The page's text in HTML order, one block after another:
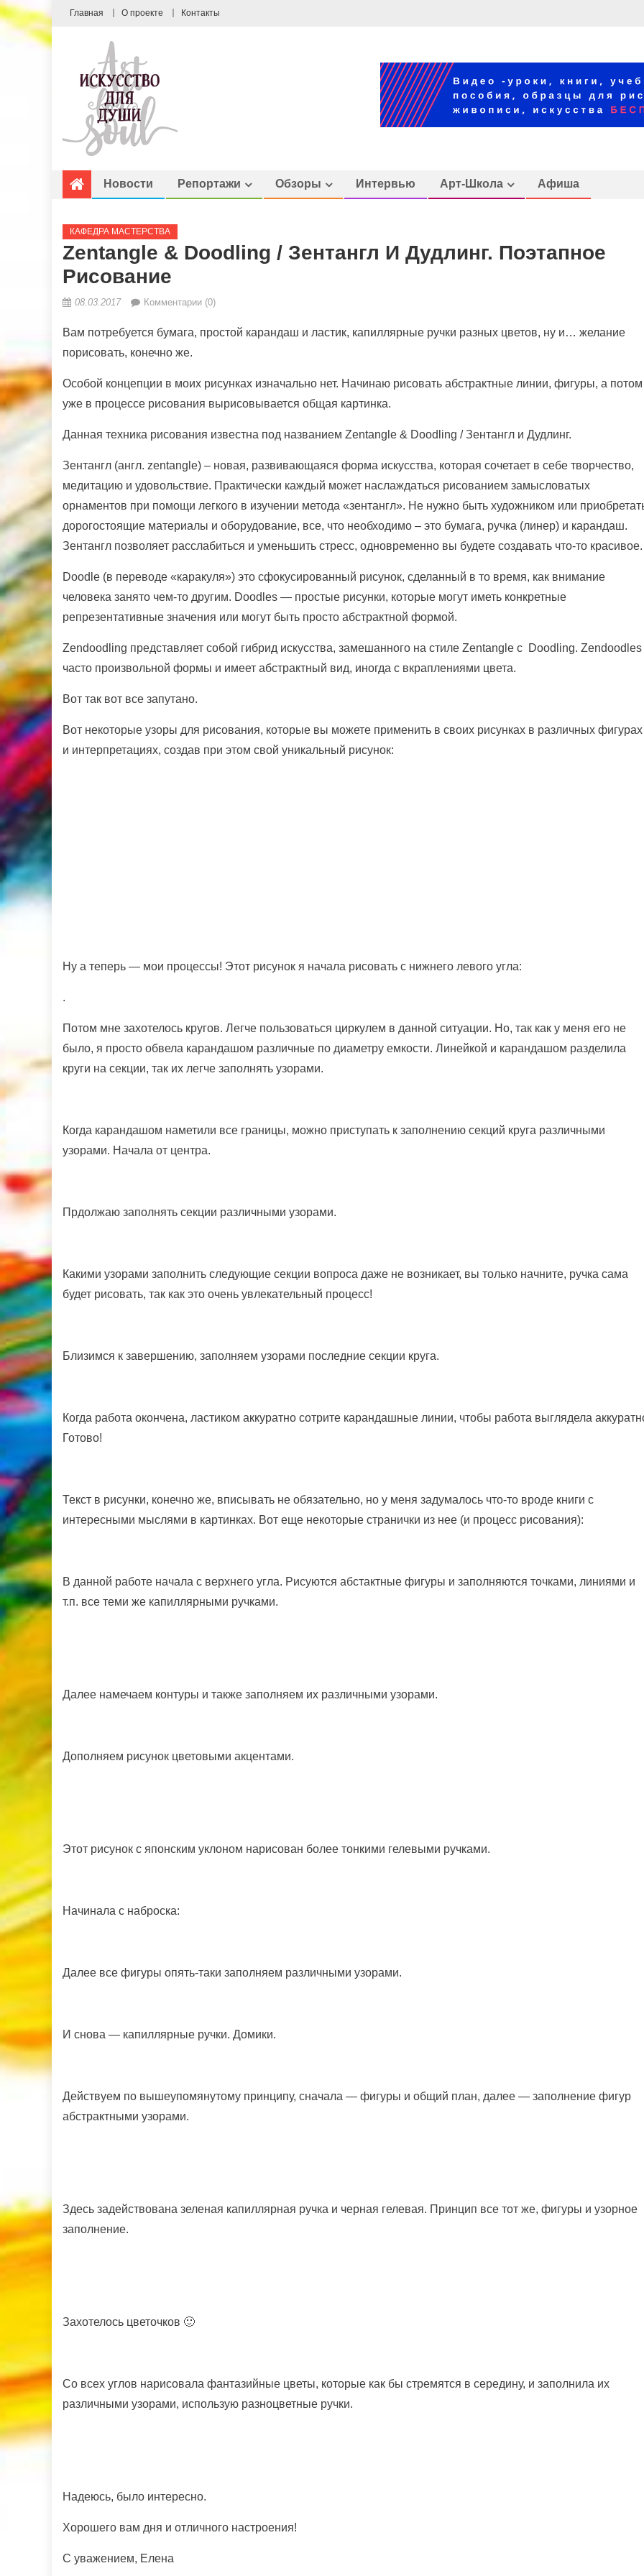
Главная О проекте Контакты
Новости Репортажи Обзоры Интервью Арт-Школа Афиша
КАФЕДРА МАСТЕРСТВА
Zentangle & Doodling / Зентангл И Дудлинг. Поэтапное
Рисование
08.03.2017 Комментарии (0)
Вам потребуется бумага, простой карандаш и ластик, капиллярные ручки разных цветов, ну и… желание
порисовать, конечно же.
Особой концепции в моих рисунках изначально нет. Начинаю рисовать абстрактные линии, фигуры, а потом
уже в процессе рисования вырисовывается общая картинка.
Данная техника рисования известна под названием Zentangle & Doodling / Зентангл и Дудлинг.
Зентангл (англ. zentangle) – новая, развивающаяся форма искусства, которая сочетает в себе творчество,
медитацию и удовольствие. Практически каждый может наслаждаться рисованием замысловатых
орнаментов при помощи легкого в изучении метода «зентангл». Не нужно быть художником или
дорогостоящие материалы и оборудование, все, что необходимо – это бумага, ручка (линер) и карандаш.
Зентангл позволяет расслабиться и уменьшить стресс, одновременно вы будете создавать что-то красивое.
Doodle (в переводе «каракуля») это сфокусированный рисунок, сделанный в то время, как внимание
человека занято чем-то другим. Doodles — простые рисунки, которые могут иметь конкретные
репрезентативные значения или могут быть просто абстрактной формой.
Zendoodling представляет собой гибрид искусства, замешанного на стиле Zentangle с Doodling. Zendoodles
часто произвольной формы и имеет абстрактный вид, иногда с вкраплениями цвета.
Вот так вот все запутано.
Вот некоторые узоры для рисования, которые вы можете применить в своих рисунках в различных фигурах
и интерпретациях, создав при этом свой уникальный рисунок:
Ну а теперь — мои процессы! Этот рисунок я начала рисовать с нижнего левого угла:
.
Потом мне захотелось кругов. Легче пользоваться циркулем в данной ситуации. Но, так как у меня его не
было, я просто обвела карандашом различные по диаметру емкости. Линейкой и карандашом разделила
круги на секции, так их легче заполнять узорами.
Когда карандашом наметили все границы, можно приступать к заполнению секций круга различными
узорами. Начала от центра.
Прдолжаю заполнять секции различными узорами.
Какими узорами заполнить следующие секции вопроса даже не возникает, вы только начните, ручка сама
будет рисовать, так как это очень увлекательный процесс!
Близимся к завершению, заполняем узорами последние секции круга.
Когда работа окончена, ластиком аккуратно сотрите карандашные линии, чтобы работа выглядела
Готово!
Текст в рисунки, конечно же, вписывать не обязательно, но у меня задумалось что-то вроде книги с
интересными мыслями в картинках. Вот еще некоторые странички из нее (и процесс рисования):
В данной работе начала с верхнего угла. Рисуются абстактные фигуры и заполняются точками, линиями и
т.п. все теми же капиллярными ручками.
Далее намечаем контуры и также заполняем их различными узорами.
Дополняем рисунок цветовыми акцентами.
Этот рисунок с японским уклоном нарисован более тонкими гелевыми ручками.
Начинала с наброска:
Далее все фигуры опять-таки заполняем различными узорами.
И снова — капиллярные ручки. Домики.
Действуем по вышеупомянутому принципу, сначала — фигуры и общий план, далее — заполнение фигур
абстрактными узорами.
Здесь задействована зеленая капиллярная ручка и черная гелевая. Принцип все тот же, фигуры и узорное
заполнение.
Захотелось цветочков 🙂
Со всех углов нарисовала фантазийные цветы, которые как бы стремятся в середину, и заполнила их
различными узорами, использую разноцветные ручки.
Надеюсь, было интересно.
Хорошего вам дня и отличного настроения!
С уважением, Елена